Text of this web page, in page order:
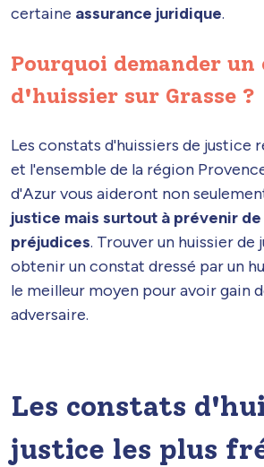
certaine assurance juridique.
Pourquoi demander
d'huissier sur Grasse ?
Les constats d'huissiers de justice
et l'ensemble de la région
d'Azur vous aideront non
justice mais surtout à prévenir
préjudices. Trouver un huissier de
obtenir un constat dressé par un
le meilleur moyen pour avoir gain
adversaire.
Les constats
justice les plus